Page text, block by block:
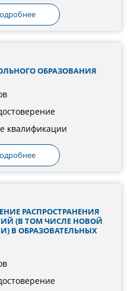
ОБРАЗОВАНИЯ
квалификации
РАСПРОСТРАНЕНИЯ
(В ТОМ ЧИСЛЕ НОВОЙ
В ОБРАЗОВАТЕЛЬНЫХ